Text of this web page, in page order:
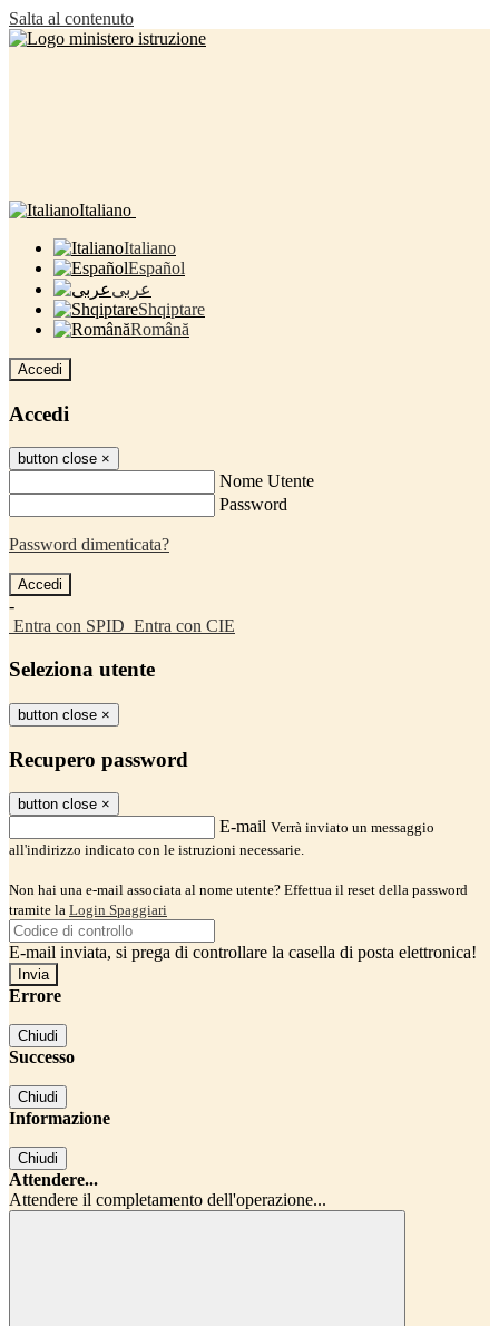
Salta al contenuto
Italiano
Italiano
Español
عربى
Shqiptare
Română
Accedi
Accedi
button close ×
Nome Utente
Password
Password dimenticata?
-
Entra con SPID Entra con CIE
Seleziona utente
button close ×
Recupero password
button close ×
E-mail Verrà inviato un messaggio
all'indirizzo indicato con le istruzioni necessarie.
Non hai una e-mail associata al nome utente? Effettua il reset della password
tramite la Login Spaggiari
E-mail inviata, si prega di controllare la casella di posta elettronica!
Errore
Chiudi
Successo
Chiudi
Informazione
Chiudi
Attendere...
Attendere il completamento dell'operazione...